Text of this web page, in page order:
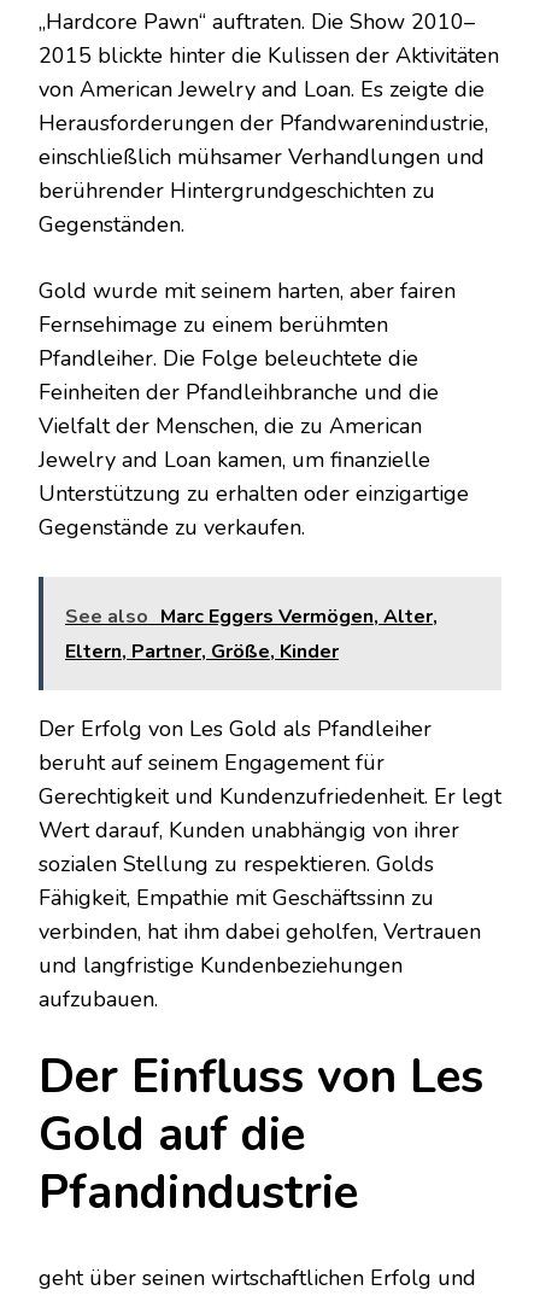
„Hardcore Pawn“ auftraten. Die Show 2010–
2015 blickte hinter die Kulissen der Aktivitäten
von American Jewelry and Loan. Es zeigte die
Herausforderungen der Pfandwarenindustrie,
einschließlich mühsamer Verhandlungen und
berührender Hintergrundgeschichten zu
Gegenständen.
Gold wurde mit seinem harten, aber fairen
Fernsehimage zu einem berühmten
Pfandleiher. Die Folge beleuchtete die
Feinheiten der Pfandleihbranche und die
Vielfalt der Menschen, die zu American
Jewelry and Loan kamen, um finanzielle
Unterstützung zu erhalten oder einzigartige
Gegenstände zu verkaufen.
See also Marc Eggers Vermögen, Alter,
Eltern, Partner, Größe, Kinder
Der Erfolg von Les Gold als Pfandleiher
beruht auf seinem Engagement für
Gerechtigkeit und Kundenzufriedenheit. Er legt
Wert darauf, Kunden unabhängig von ihrer
sozialen Stellung zu respektieren. Golds
Fähigkeit, Empathie mit Geschäftssinn zu
verbinden, hat ihm dabei geholfen, Vertrauen
und langfristige Kundenbeziehungen
aufzubauen.
Der Einfluss von Les
Gold auf die
Pfandindustrie
geht über seinen wirtschaftlichen Erfolg und